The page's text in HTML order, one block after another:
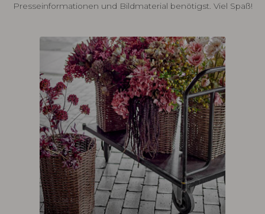
Presseinformationen und Bildmaterial benötigst. Viel Spaß!